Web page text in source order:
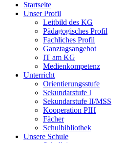
Startseite
Unser Profil
Leitbild des KG
Pädagogisches Profil
Fachliches Profil
Ganztagsangebot
IT am KG
Medienkompetenz
Unterricht
Orientierungsstufe
Sekundarstufe I
Sekundarstufe II/MSS
Kooperation PIH
Fächer
Schulbibliothek
Unsere Schule